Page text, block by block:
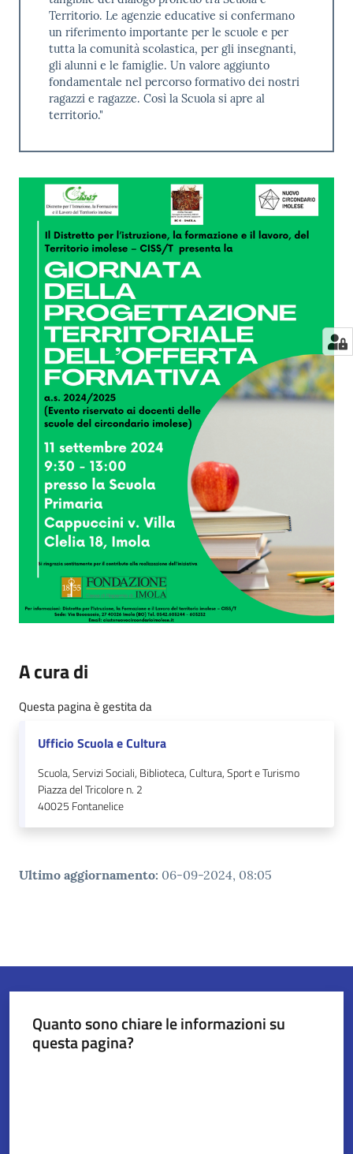
Territorio. Le agenzie educative si confermano
un riferimento importante per le scuole e per
tutta la comunità scolastica, per gli insegnanti,
gli alunni e le famiglie. Un valore aggiunto
fondamentale nel percorso formativo dei nostri
ragazzi e ragazze. Così la Scuola si apre al
territorio."
A cura di
Questa pagina è gestita da
Ufficio Scuola e Cultura
Scuola, Servizi Sociali, Biblioteca, Cultura, Sport e Turismo
Piazza del Tricolore n. 2
40025 Fontanelice
Ultimo aggiornamento: 06-09-2024, 08:05
Quanto sono chiare le informazioni su
questa pagina?